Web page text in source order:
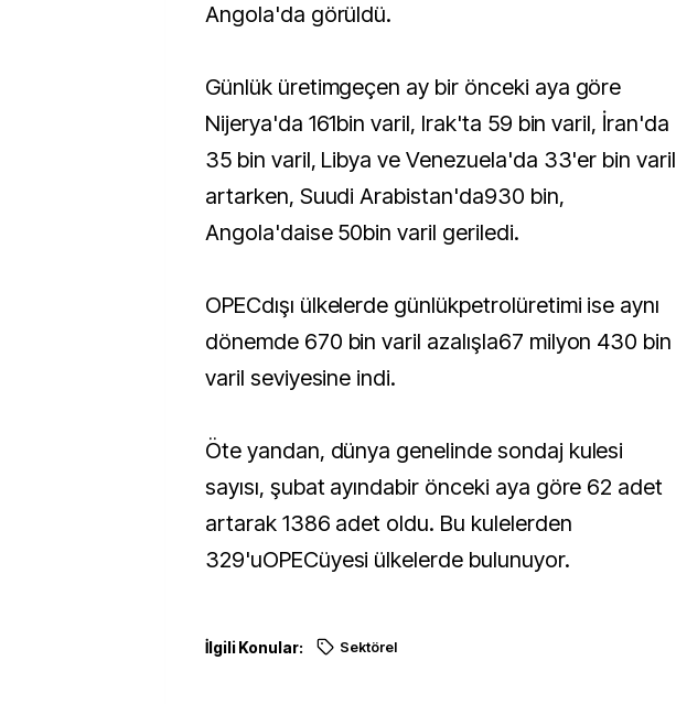
Angola'da görüldü.
Günlük üretimgeçen ay bir önceki aya göre
Nijerya'da 161bin varil, Irak'ta 59 bin varil, İran'da
35 bin varil, Libya ve Venezuela'da 33'er bin varil
artarken, Suudi Arabistan'da930 bin,
Angola'daise 50bin varil geriledi.
OPECdışı ülkelerde günlükpetrolüretimi ise aynı
dönemde 670 bin varil azalışla67 milyon 430 bin
varil seviyesine indi.
Öte yandan, dünya genelinde sondaj kulesi
sayısı, şubat ayındabir önceki aya göre 62 adet
artarak 1386 adet oldu. Bu kulelerden
329'uOPECüyesi ülkelerde bulunuyor.
İlgili Konular: Sektörel